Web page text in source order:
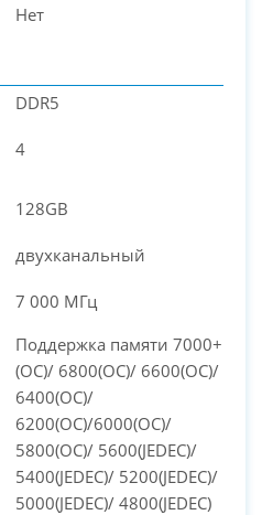
Нет
DDR5
4
128GB
двухканальный
7 000 МГц
Поддержка памяти 7000+
(OC)/ 6800(OC)/ 6600(OC)/
6400(OC)/
6200(OC)/6000(OC)/
5800(OC)/ 5600(JEDEC)/
5400(JEDEC)/ 5200(JEDEC)/
5000(JEDEC)/ 4800(JEDEC)